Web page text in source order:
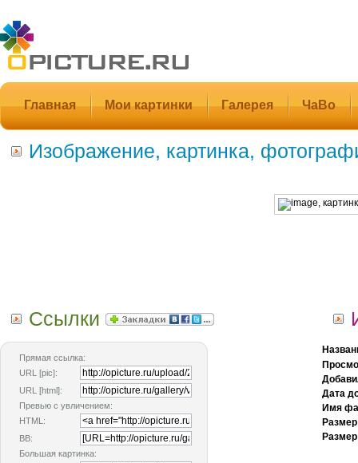
Главная Мои картинки Галерея ЧаВо
Изображение, картинка,
Ссылки
Прямая ссылка:
URL [pic]:
URL [html]:
Превью с увличением:
HTML:
BB:
Большая картинка:
Дата
Имя